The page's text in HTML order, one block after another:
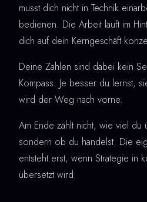
musst dich nicht in Technik
bedienen. Die Arbeit läuft im
dich auf dein Kerngeschäft
Deine Zahlen sind dabei kein
Kompass. Je besser du lernst,
wird der Weg nach vorne.
Am Ende zählt nicht, wie viel du
sondern ob du handelst. Die
entsteht erst, wenn Strategie in
übersetzt wird.